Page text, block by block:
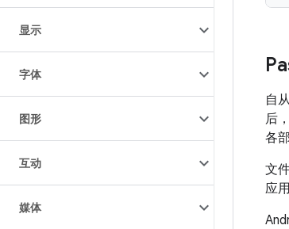
显示
字体
图形
互动
媒体
自
后
各
文
应